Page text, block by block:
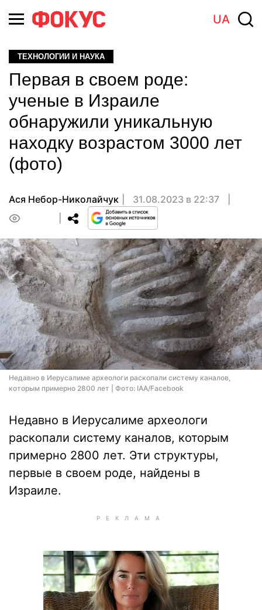
UA
ТЕХНОЛОГИИ И НАУКА
Первая в своем роде:
ученые в Израиле
обнаружили уникальную
находку возрастом 3000 лет
(фото)
Ася Небор-Николайчук
31.08.2023 в 22:37
Недавно в Иерусалиме археологи раскопали систему каналов,
которым примерно 2800 лет | Фото: IAA/Facebook
Недавно в Иерусалиме археологи
раскопали систему каналов, которым
примерно 2800 лет. Эти структуры,
первые в своем роде, найдены в
Израиле.